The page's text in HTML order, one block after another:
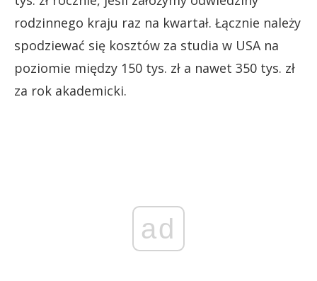
rodzinnego kraju raz na kwartał. Łącznie należy
spodziewać się kosztów za studia w USA na
poziomie między 150 tys. zł a nawet 350 tys. zł
za rok akademicki.
ad